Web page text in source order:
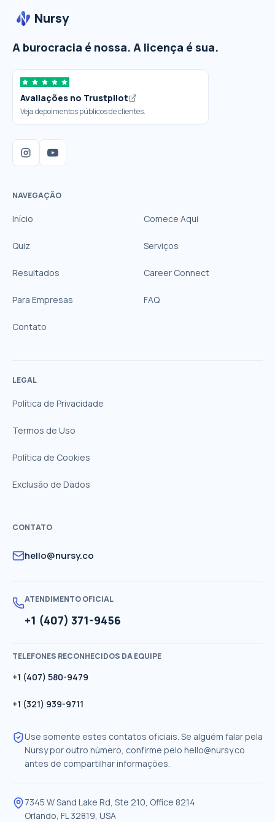
Nursy
A burocracia é nossa. A licença é sua.
Avaliações no Trustpilot
Veja depoimentos públicos de clientes.
NAVEGAÇÃO
Início Comece Aqui
Quiz Serviços
Resultados Career Connect
Para Empresas FAQ
Contato
LEGAL
Política de Privacidade
Termos de Uso
Política de Cookies
Exclusão de Dados
CONTATO
hello@nursy.co
ATENDIMENTO OFICIAL
+1 (407) 371-9456
TELEFONES RECONHECIDOS DA EQUIPE
+1 (407) 580-9479
+1 (321) 939-9711
Use somente estes contatos oficiais. Se alguém falar pela
Nursy por outro número, confirme pelo hello@nursy.co
antes de compartilhar informações.
7345 W Sand Lake Rd, Ste 210, Office 8214
Orlando FL 32819 USA